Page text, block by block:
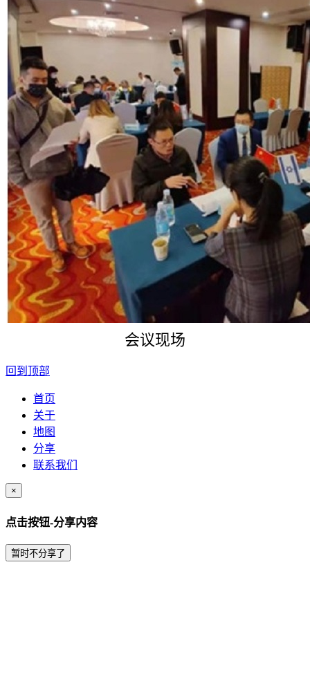
会议现场
回到顶部
首页
关于
地图
分享
联系我们
×
点击按钮-分享内容
暂时不分享了